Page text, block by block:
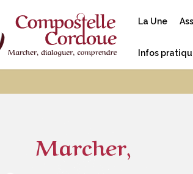
La Une
Infos
Marcher,